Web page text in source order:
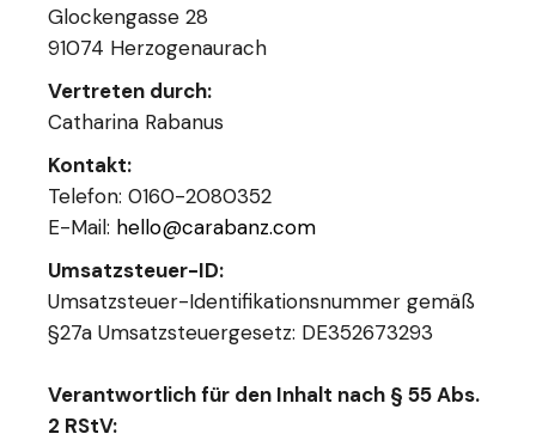
Glockengasse 28
91074 Herzogenaurach
Vertreten durch:
Catharina Rabanus
Kontakt:
Telefon: 0160-2080352
E-Mail: hello@carabanz.com
Umsatzsteuer-ID:
Umsatzsteuer-Identifikationsnummer gemäß
§27a Umsatzsteuergesetz: DE352673293
Verantwortlich für den Inhalt nach § 55 Abs.
2 RStV: